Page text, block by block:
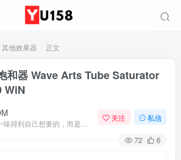
其他效果器 正文
和器 Wave Arts Tube Saturator
WiN
关注 私信
72 6